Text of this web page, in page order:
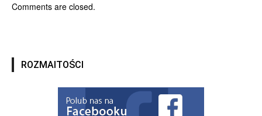
Comments are closed.
ROZMAITOŚCI